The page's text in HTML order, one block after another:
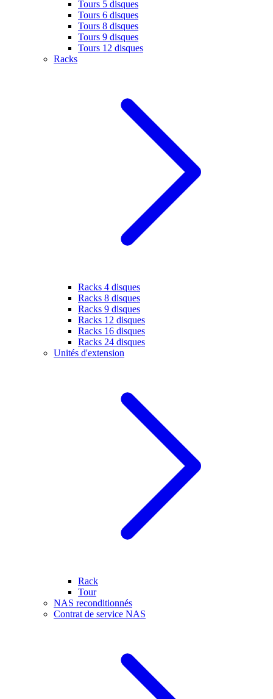
Tours 5 disques
Tours 6 disques
Tours 8 disques
Tours 9 disques
Tours 12 disques
Racks
Racks 4 disques
Racks 8 disques
Racks 9 disques
Racks 12 disques
Racks 16 disques
Racks 24 disques
Unités d'extension
Rack
Tour
NAS reconditionnés
Contrat de service NAS